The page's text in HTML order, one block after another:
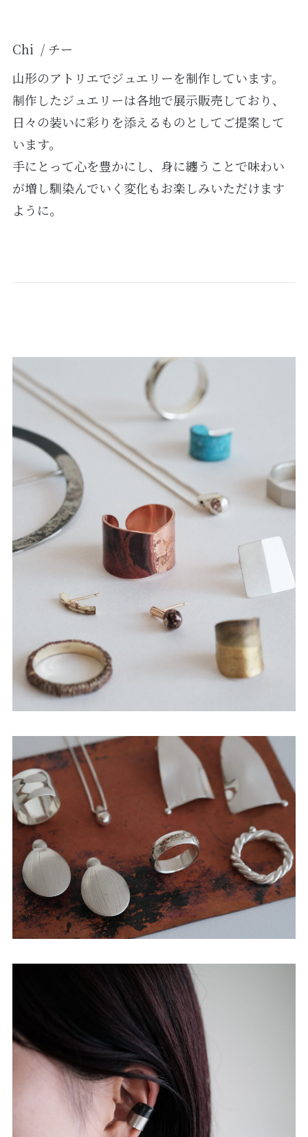
Chi / チー
山形のアトリエでジュエリーを制作しています。
制作したジュエリーは各地で展示販売しており、
日々の装いに彩りを添えるものとしてご提案して
います。
手にとって心を豊かにし、身に纏うことで味わい
が増し馴染んでいく変化もお楽しみいただけます
ように。